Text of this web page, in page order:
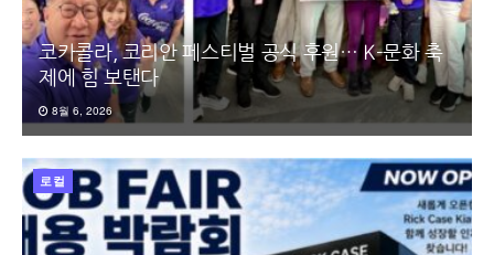
코카콜라, 코리안 페스티벌 공식 후원… K-문화 축
제에 힘 보탠다
8월 6, 2026
로컬